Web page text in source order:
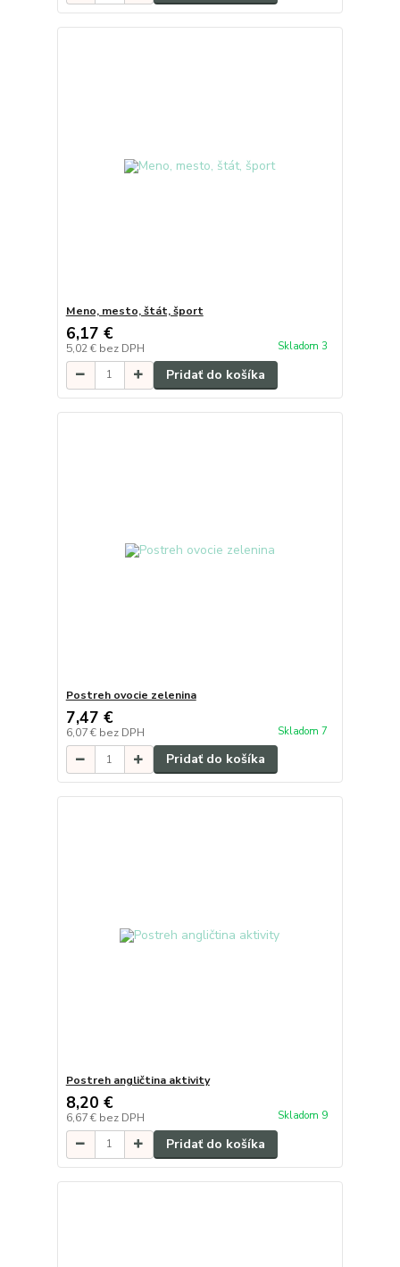
Meno, mesto, štát, šport
6,17 €
5,02 € bez DPH Skladom 3
Pridať do košíka
Postreh ovocie zelenina
7,47 €
6,07 € bez DPH Skladom 7
Pridať do košíka
Postreh angličtina aktivity
8,20 €
6,67 € bez DPH Skladom 9
Pridať do košíka